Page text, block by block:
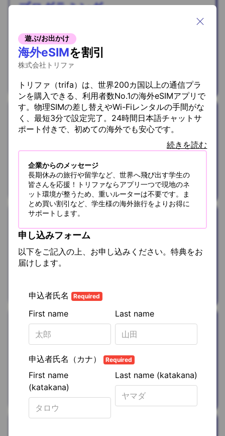
プログラミング
ト言語（レベル
1）受験料を
30%OFF
株式会社プログラミング総合研究所
ファッション
Qoo10
50％OFFクーポ
ンをプレゼント
eBay Japan合同会社
遊ぶ/お出かけ
浴衣レンタル
5%OFFクーポ
ンを プレゼント
着物の宅配レンタル 京都かしきもの
ジェルキャンド
ル用オーナメン
トをプレゼント
株式会社平成エンタープライズ
遊ぶ/お出かけ
海外eSIMを割引
株式会社トリファ
トリファ（trifa）は、世界200カ国以上の通信プラ
ンを購入できる、利用者数No.1の海外eSIMアプリで
す。物理SIMの差し替えやWi-Fiレンタルの手間がな
く、最短3分で設定完了。24時間日本語チャットサ
ポート付きで、初めての海外でも安心です。
続きを読む
企業からのメッセージ
長期休みの旅行や留学など、世界へ飛び出す学生の
皆さんを応援！トリファならアプリ一つで現地のネ
ット環境が整うため、重いルーターは不要です。ま
とめ買い割引など、学生様の海外旅行をよりお得に
サポートします。
申し込みフォーム
以下をご記入の上、お申し込みください。特典をお
届けします。